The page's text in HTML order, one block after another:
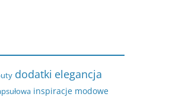
dodatki elegancja
inspiracje modowe